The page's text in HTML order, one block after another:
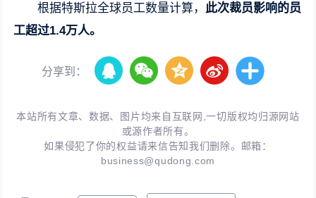
根据特斯拉全球员工数量计算，此次裁员影响的员
工超过1.4万人。
分享到：
本站所有文章、数据、图片均来自互联网,一切版权均归源网站
或源作者所有。
如果侵犯了你的权益请来信告知我们删除。邮箱：
business@qudong.com